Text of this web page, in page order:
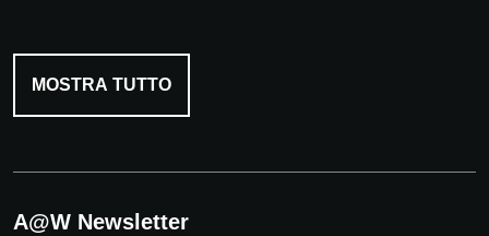
MOSTRA TUTTO
A@W Newsletter